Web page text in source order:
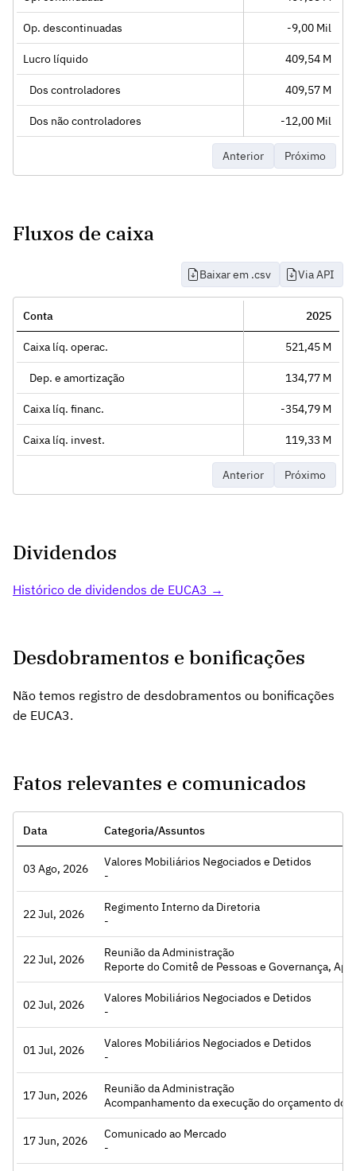
Op. descontinuadas -9,00 Mil
Lucro líquido 409,54 M
Dos controladores 409,57 M
Dos não controladores -12,00 Mil
Anterior Próximo
Fluxos de caixa
Baixar em .csv Via API
Conta 2025
Caixa líq. operac. 521,45 M
Dep. e amortização 134,77 M
Caixa líq. financ. -354,79 M
Caixa líq. invest. 119,33 M
Anterior Próximo
Dividendos
Histórico de dividendos de EUCA3 →
Desdobramentos e bonificações
Não temos registro de desdobramentos ou bonificações
de EUCA3.
Fatos relevantes e comunicados
Data Categoria/Assuntos
03 Ago, 2026
Valores Mobiliários Negociados e Detidos
-
Acessar
22 Jul, 2026
Regimento Interno da Diretoria
-
Acessar
22 Jul, 2026
Reunião da Administração
Reporte do Comitê de Pessoas e Governança, Aprovação do Regimento interno da Diretoria, Aprovação da Política de Gestão de
Acessar
02 Jul, 2026
Valores Mobiliários Negociados e Detidos
-
Acessar
01 Jul, 2026
Valores Mobiliários Negociados e Detidos
-
Acessar
17 Jun, 2026
Reunião da Administração
Acompanhamento da execução do orçamento do ano corrente.,
Acessar
17 Jun, 2026
Comunicado ao Mercado
-
Acessar